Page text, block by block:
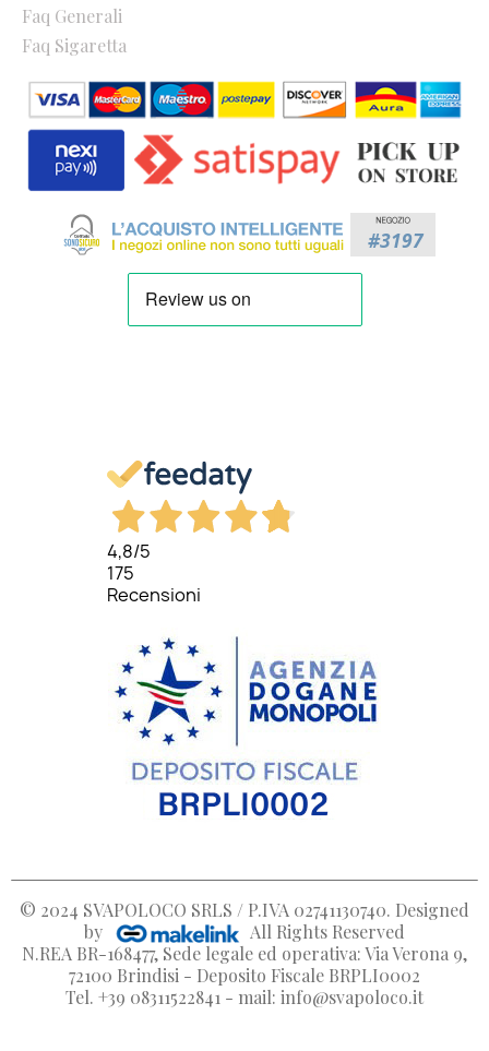
Faq Generali
Faq Sigaretta
4,8/5
175
Recensioni
© 2024 SVAPOLOCO SRLS / P.IVA 02741130740. Designed
by
All Rights Reserved
N.REA BR-168477, Sede legale ed operativa: Via Verona 9,
72100 Brindisi - Deposito Fiscale BRPLI0002
Tel. +39 08311522841 - mail: info@svapoloco.it